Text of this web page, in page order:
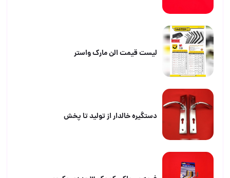
لیست قیمت الن مارک واستر
دستگیره خالدار از تولید تا پخش